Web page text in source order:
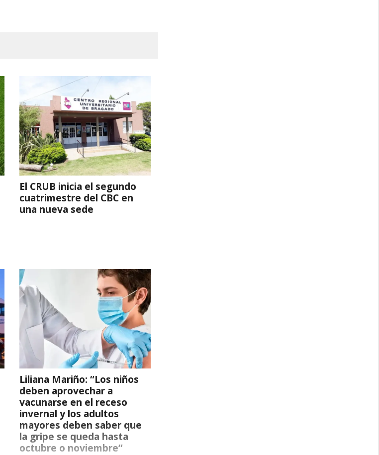
El CRUB inicia el segundo
cuatrimestre del CBC en
una nueva sede
Liliana Mariño: “Los niños
deben aprovechar a
vacunarse en el receso
invernal y los adultos
mayores deben saber que
la gripe se queda hasta
octubre o noviembre”